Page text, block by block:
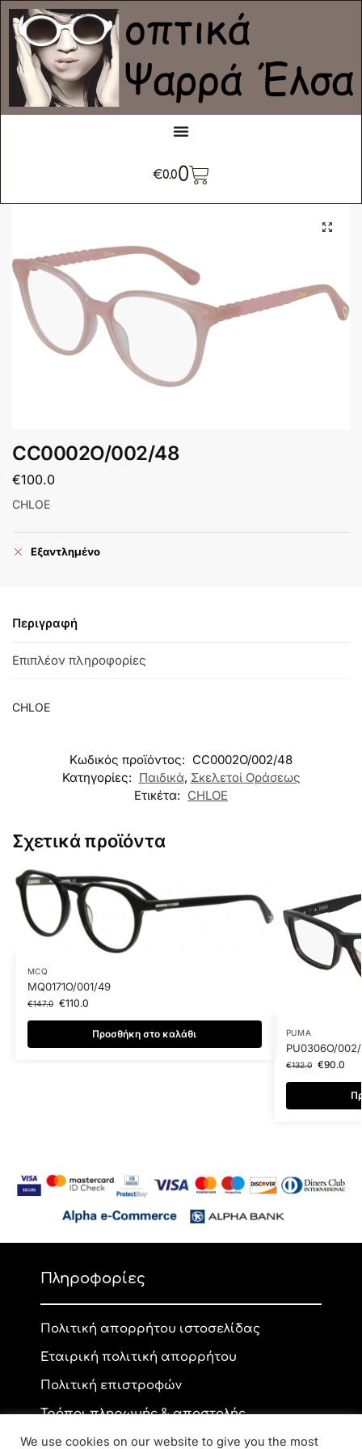
€0.00
CC0002O/002/48
€100.0
CHLOE
Εξαντλημένο
Περιγραφή
Επιπλέον πληροφορίες
CHLOE
Κωδικός προϊόντος: CC0002O/002/48
Κατηγορίες: Παιδικά, Σκελετοί Οράσεως
Ετικέτα: CHLOE
Σχετικά προϊόντα
MCQ
MQ0171O/001/49
€147.0 €110.0
Προσθήκη στο καλάθι PUMA
PU0306O/
€132.0 €90.0
Πληροφορίες
Πολιτική απορρήτου ιστοσελίδας
Εταιρική πολιτική απορρήτου
Πολιτική επιστροφών
Τρόποι πληρωμής & αποστολής
We use cookies on our website to give you the most